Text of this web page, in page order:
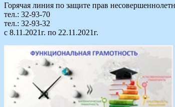
Горячая линия по защите прав
тел.: 32-93-70
тел.: 32-93-32
с 8.11.2021г. по 22.11.2021г.